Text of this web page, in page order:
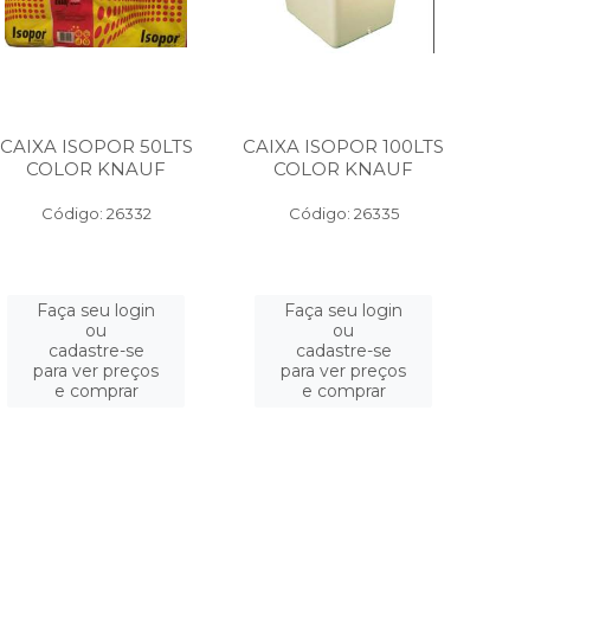
CAIXA ISOPOR 50LTS
COLOR KNAUF
Código: 26332
Faça seu login
ou
cadastre-se
para ver preços
e comprar
CAIXA ISOPOR 100LTS
COLOR KNAUF
Código: 26335
Faça seu login
ou
cadastre-se
para ver preços
e comprar